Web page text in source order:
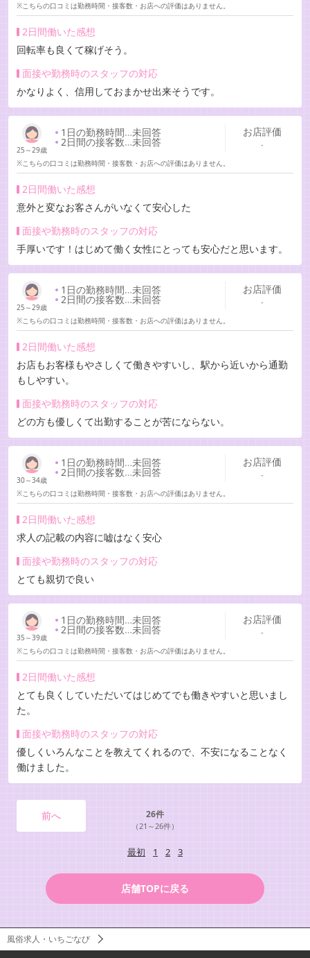
※こちらの口コミは勤務時間・接客数・お店への評価はありません。
2日間働いた感想
回転率も良くて稼げそう。
面接や勤務時のスタッフの対応
かなりよく、信用しておまかせ出来そうです。
25～29歳
1日の勤務時間…未回答
2日間の接客数…未回答
お店評価
-
※こちらの口コミは勤務時間・接客数・お店への評価はありません。
2日間働いた感想
意外と変なお客さんがいなくて安心した
面接や勤務時のスタッフの対応
手厚いです！はじめて働く女性にとっても安心だと思います。
25～29歳
1日の勤務時間…未回答
2日間の接客数…未回答
お店評価
-
※こちらの口コミは勤務時間・接客数・お店への評価はありません。
2日間働いた感想
お店もお客様もやさしくて働きやすいし、駅から近いから通勤
もしやすい。
面接や勤務時のスタッフの対応
どの方も優しくて出勤することが苦にならない。
30～34歳
1日の勤務時間…未回答
2日間の接客数…未回答
お店評価
-
※こちらの口コミは勤務時間・接客数・お店への評価はありません。
2日間働いた感想
求人の記載の内容に嘘はなく安心
面接や勤務時のスタッフの対応
とても親切で良い
35～39歳
1日の勤務時間…未回答
2日間の接客数…未回答
お店評価
-
※こちらの口コミは勤務時間・接客数・お店への評価はありません。
2日間働いた感想
とても良くしていただいてはじめてでも働きやすいと思いまし
た。
面接や勤務時のスタッフの対応
優しくいろんなことを教えてくれるので、不安になることなく
働けました。
前へ 26件
（21～26件）
最初 1 2 3
店舗TOPに戻る
風俗求人・いちごなび